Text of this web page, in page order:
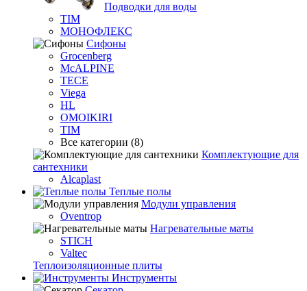
Подводки для воды
TIM
МОНОФЛЕКС
Сифоны
Grocenberg
McALPINE
TECE
Viega
HL
OMOIKIRI
TIM
Все категории (8)
Комплектующие для
сантехники
Alcaplast
Теплые полы
Модули управления
Oventrop
Нагревательные маты
STICH
Valtec
Теплоизоляционные плиты
Инструменты